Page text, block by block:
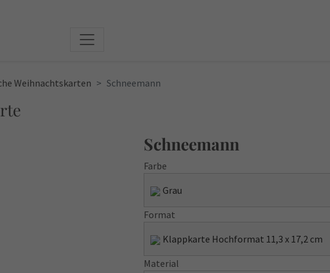
Weihnachtskarten Schneemann
Schneemann
Farbe
Grau
Format
Klappkarte Hochformat 11,3 x 17,2 cm
Material